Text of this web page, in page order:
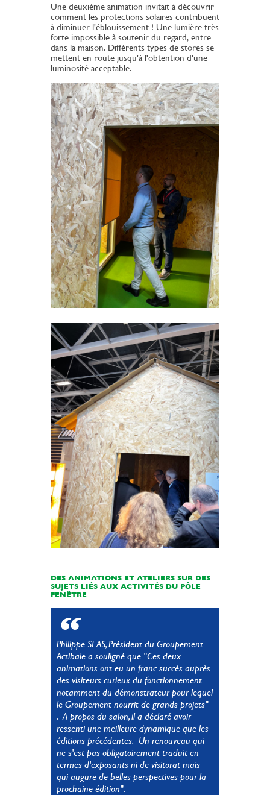
Une deuxième animation invitait à découvrir
comment les protections solaires contribuent
à diminuer l'éblouissement ! Une lumière très
forte impossible à soutenir du regard, entre
dans la maison. Différents types de stores se
mettent en route jusqu'à l'obtention d'une
luminosité acceptable.
DES ANIMATIONS ET ATELIERS SUR DES
SUJETS LIÉS AUX ACTIVITÉS DU PÔLE
FENÊTRE
Philippe SEAS, Président du Groupement
Actibaie a souligné que "Ces deux
animations ont eu un franc succès auprès
des visiteurs curieux du fonctionnement
notamment du démonstrateur pour lequel
le Groupement nourrit de grands projets"
. A propos du salon, il a déclaré avoir
ressenti une meilleure dynamique que les
éditions précédentes. Un renouveau qui
ne s'est pas obligatoirement traduit en
termes d'exposants ni de visitorat mais
qui augure de belles perspectives pour la
prochaine édition".